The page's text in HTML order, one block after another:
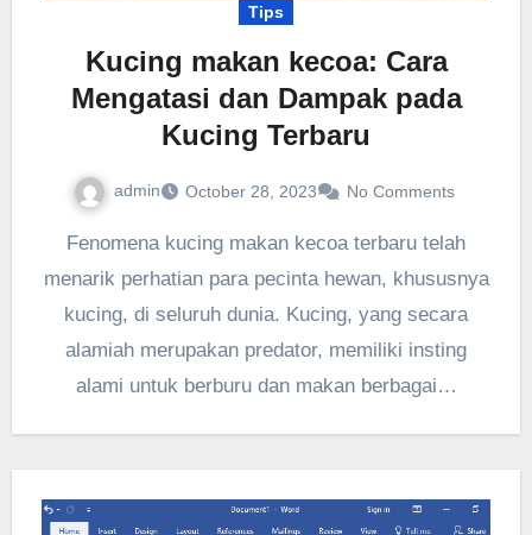
Tips
Kucing makan kecoa: Cara
Mengatasi dan Dampak pada
Kucing Terbaru
admin October 28, 2023 No Comments
Fenomena kucing makan kecoa terbaru telah
menarik perhatian para pecinta hewan, khususnya
kucing, di seluruh dunia. Kucing, yang secara
alamiah merupakan predator, memiliki insting
alami untuk berburu dan makan berbagai…